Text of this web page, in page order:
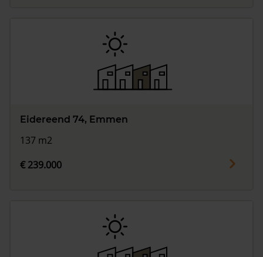
Eidereend 74, Emmen
137 m2
€ 239.000